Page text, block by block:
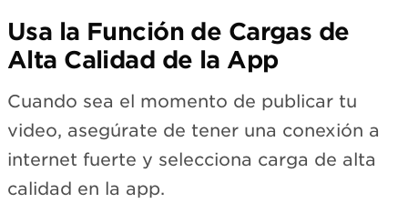
Usa la Función de Cargas de
Alta Calidad de la App
Cuando sea el momento de publicar tu
video, asegúrate de tener una conexión a
internet fuerte y selecciona carga de alta
calidad en la app.